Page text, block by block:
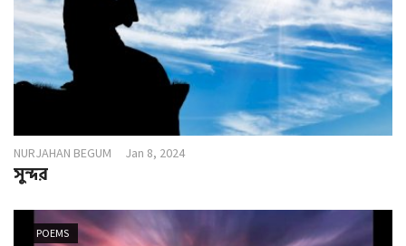
NURJAHAN BEGUM Jan 8, 2024
সুন্দর
POEMS